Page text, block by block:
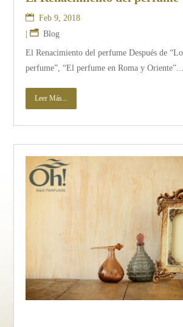
Feb 9, 2018
|
Blog
El Renacimiento del perfume Después de
perfume”, “El perfume en Roma y Oriente”...
Leer Más...